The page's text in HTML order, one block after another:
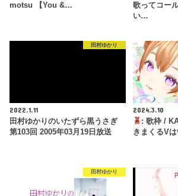
motsu 【You &…
歌ってコー
い…
田村ゆかり
2022.1.11
田村ゆかりのいたずら黒うさぎ
第103回 2005年03月19日放送
2024.3.10
: 歌枠 /
きまくるV
田村ゆかり